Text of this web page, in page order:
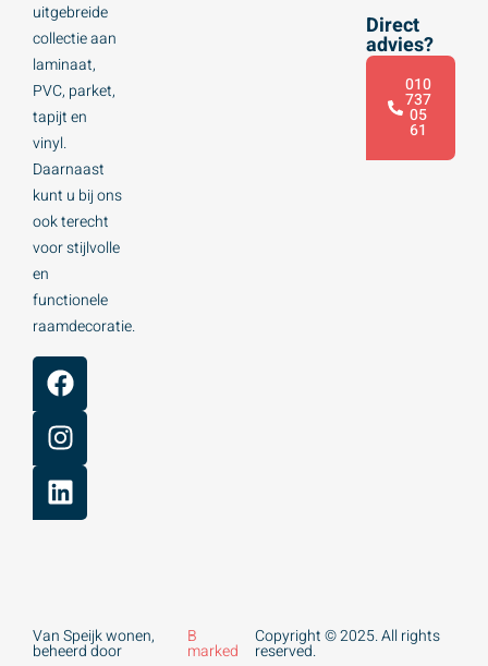
uitgebreide
collectie aan
laminaat,
PVC, parket,
tapijt en
vinyl.
Daarnaast
kunt u bij ons
ook terecht
voor stijlvolle
en
functionele
raamdecoratie.
Direct
advies?
010
737
05
61
Van Speijk wonen,
beheerd door
B
marked
Copyright © 2025. All rights
reserved.